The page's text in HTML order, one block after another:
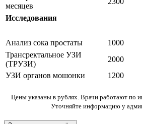
месяцев
Исследования
Анализ сока простаты 1000
Трансректальное УЗИ
(ТРУЗИ)
2000
УЗИ органов мошонки
1200
Цены указаны в рублях. Врачи работают по
Уточняйте информацию у